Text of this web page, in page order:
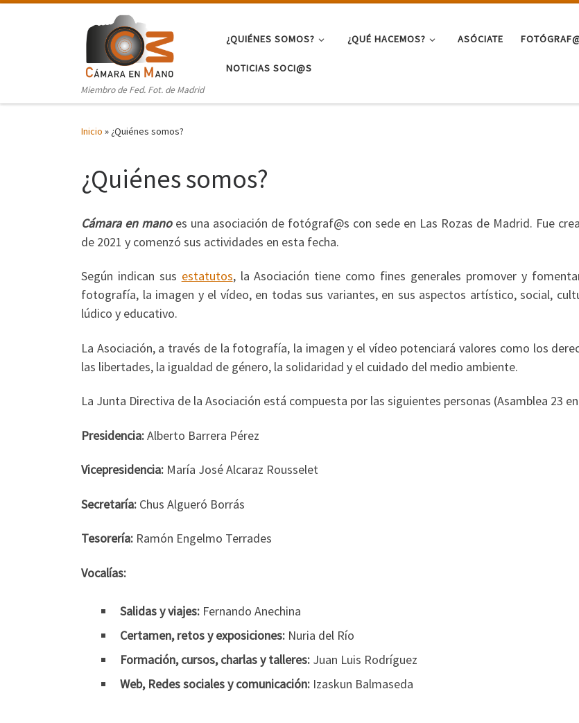
Miembro de Fed. Fot. de Madrid
¿QUIÉNES SOMOS? ¿QUÉ HACEMOS? ASÓCIATE
NOTICIAS SOCI@S
Inicio » ¿Quiénes somos?
¿Quiénes somos?
Cámara en manoes una asociación de fotógraf@s con sede en Las Rozas de Madrid. Fue
de 2021 y comenzó sus actividades en esta fecha.
Según indican sus estatutos, la Asociación tiene como fines generales promover y
fotografía, la imagen y el vídeo, en todas sus variantes, en sus aspectos artístico, social,
lúdico y educativo.
La Asociación, a través de la fotografía, la imagen y el vídeo potenciará valores como los
las libertades, la igualdad de género, la solidaridad y el cuidado del medio ambiente.
La Junta Directiva de la Asociación está compuesta por las siguientes personas (Asamblea 23
Presidencia:Alberto Barrera Pérez
Vicepresidencia: María José Alcaraz Rousselet
Secretaría: Chus Algueró Borrás
Tesorería: Ramón Engelmo Terrades
Vocalías:
Salidas y viajes: Fernando Anechina
Certamen, retos y exposiciones: Nuria del Río
Formación, cursos, charlas y talleres: Juan Luis Rodríguez
Web, Redes sociales y comunicación: Izaskun Balmaseda